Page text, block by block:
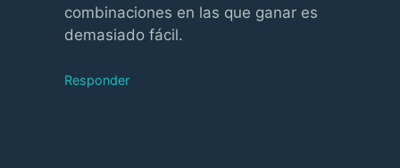
combinaciones en las que ganar es
demasiado fácil.
Responder